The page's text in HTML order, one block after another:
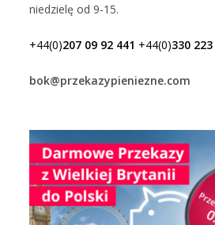
niedzielę od 9-15.
+44(0)207 09 92 441 +44(0)330 223
bok@przekazypieniezne.com